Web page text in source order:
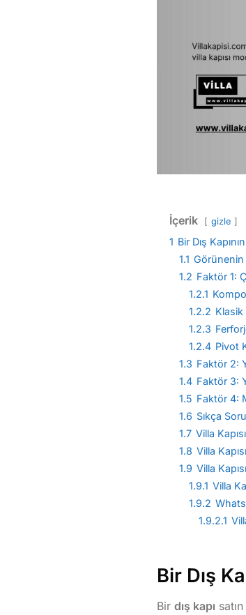
İçerik gizle
1 Bir Dış
1.1 Görünenin
1.2 Faktör 1:
1.2.1
1.2.2 Klasik
1.2.3
1.2.4 Pivot
1.3 Faktör 2:
1.4 Faktör 3:
1.5 Faktör 4:
1.6 Sıkça
1.7 Villa
1.8 Villa
1.9 Villa
1.9.1 Villa
1.9.2
1.9.2.1
Bir Dış
Bir dış kapı